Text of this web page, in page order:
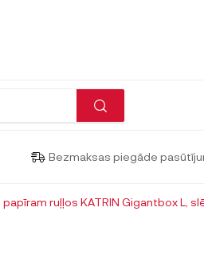
Bezmaksas piegāde
ruļļos KATRIN Gigantbox L,